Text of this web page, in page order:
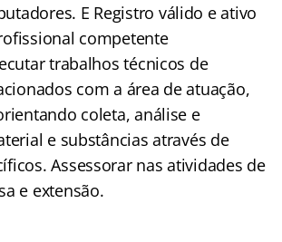
E Registro válido e ativo
competente
trabalhos técnicos de
com a área de atuação,
coleta, análise e
e substâncias através de
Assessorar nas atividades de
e extensão.